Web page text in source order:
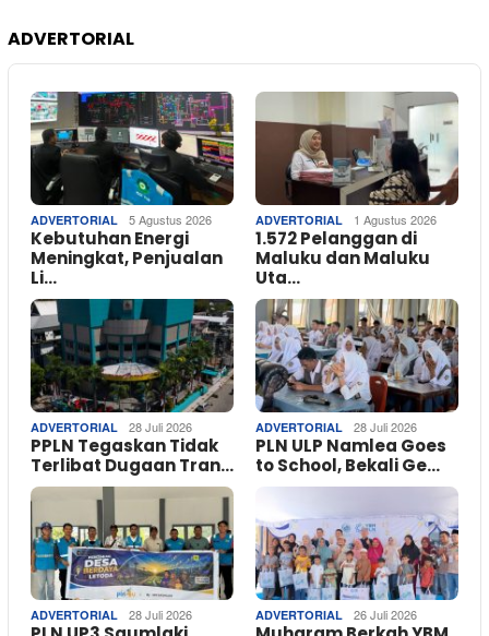
ADVERTORIAL
ADVERTORIAL 5 Agustus 2026
Kebutuhan Energi
Meningkat, Penjualan
Li…
ADVERTORIAL 1 Agustus 2026
1.572 Pelanggan di
Maluku dan Maluku
Uta…
ADVERTORIAL 28 Juli 2026
PPLN Tegaskan Tidak
Terlibat Dugaan Tran…
ADVERTORIAL 28 Juli 2026
PLN ULP Namlea Goes
to School, Bekali Ge…
ADVERTORIAL 28 Juli 2026 ADVERTORIAL 26 Juli 2026